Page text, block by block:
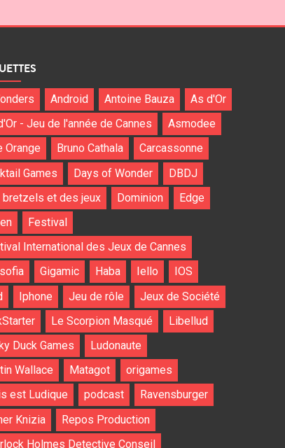
Android Antoine Bauza
As d'Or
- Jeu de l'année de Cannes
Asmodee
Orange
Bruno Cathala
Carcassonne
Games
Days of Wonder
DBDJ
bretzels et des jeux
Dominion
Edge
Festival
International des Jeux de Cannes
Gigamic Haba Iello
IOS
Iphone Jeu de rôle
Jeux de Société
Le Scorpion Masqué
Libellud
Duck Games
Ludonaute
Wallace
Matagot
origames
est Ludique
podcast
Ravensburger
Knizia
Repos Production
Holmes Detective Conseil